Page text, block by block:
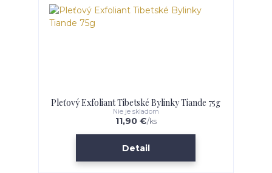
Pleťový Exfoliant Tibetské Bylinky Tiande 75g
11,90 €/ks
Nie je skladom
Detail